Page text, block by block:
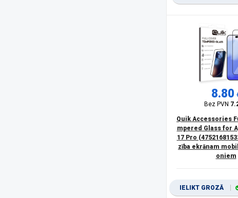
(1)
Apple - Watch Series 4 40mmApple - Watch Series 5
Apple - Watch Series 4 44mmApple - Watch Series 5
8.80
Bez PVN
Quik Accessories
mpered Glass for
17 Pro
zība ekrānam
oniem
IELIKT GROZĀ